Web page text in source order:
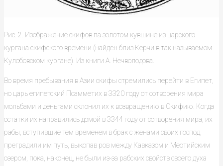
Рис. 2. Изображение скифов па золотом кувшине из царского
кургана скифского времени (найден близ Керчи в так называемом
Кулобовском кургане). Из книги А. Нечволодова.
Во время пребывания в Азии скифы стремились перейти в Египет,
но царь египетский Псамметих в 3320 году от сотворения мира
мольбами и деньгами склонил их к возвращению в Скифию. Когда
остатки их направились домой в 3344 году от сотворения мира, их
рабы, вступившие тем временем в брак с женами своих господ,
преградили им путь, выкопав ров между Кавказом и Меотийским
озером, пока, наконец, не были из-за рабских свойств своего духа